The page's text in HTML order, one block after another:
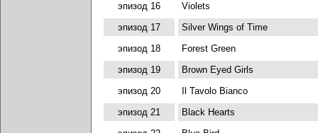
эпизод 16
Violets
эпизод 17
Silver Wings of Time
эпизод 18
Forest Green
эпизод 19
Brown Eyed Girls
эпизод 20
Il Tavolo Bianco
эпизод 21
Black Hearts